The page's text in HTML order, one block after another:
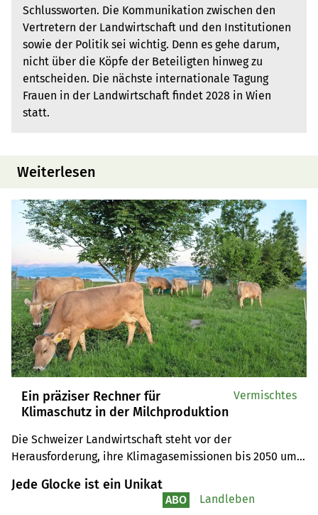
Schlussworten. Die Kommunikation zwischen den
Vertretern der Landwirtschaft und den Institutionen
sowie der Politik sei wichtig. Denn es gehe darum,
nicht über die Köpfe der Beteiligten hinweg zu
entscheiden. Die nächste internationale Tagung
Frauen in der Landwirtschaft findet 2028 in Wien
statt.
Weiterlesen
Ein präziser Rechner für
Klimaschutz in der Milchproduktion
Die Schweizer Landwirtschaft steht vor der
Herausforderung, ihre Klimagasemissionen bis 2050 um
von der HAFL, erhalten Milchbetriebe ein effektives
Werkzeug zur Erfassung und Optimierung ihrer
Vermischtes
Jede Glocke ist ein Unikat
ABO Landleben